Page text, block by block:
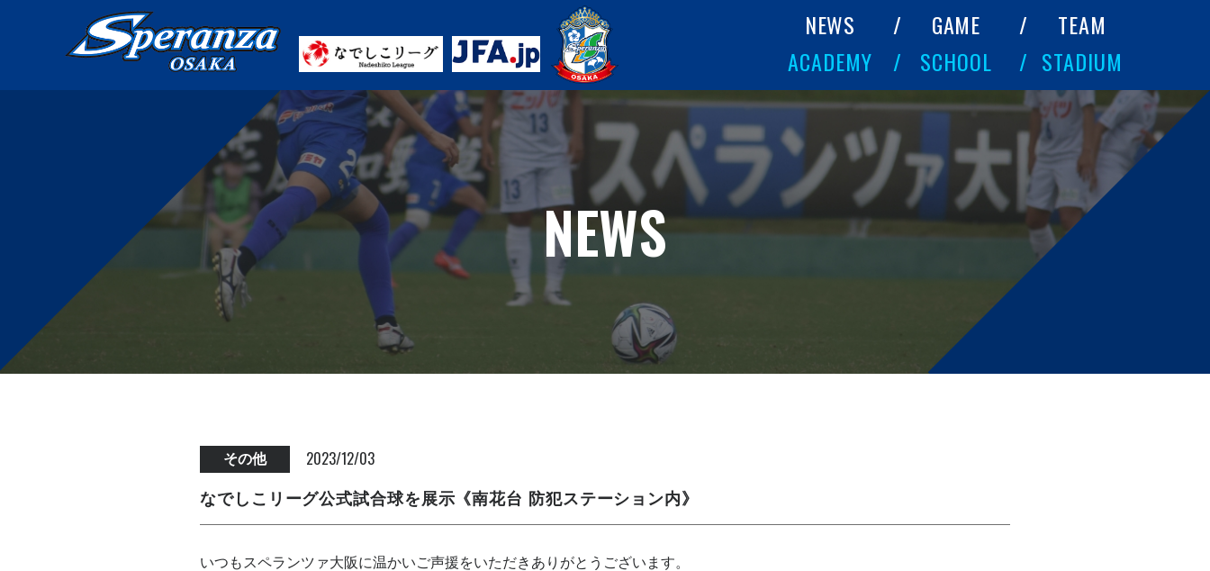
NEWS GAME
TEAM
ACADEMY
SCHOOL STADIUM
NEWS
その他 2023/12/03
なでしこリーグ公式試合球を展示《南花台 防犯ステーション内》
いつもスペランツァ大阪に温かいご声援をいただきありがとうございます。